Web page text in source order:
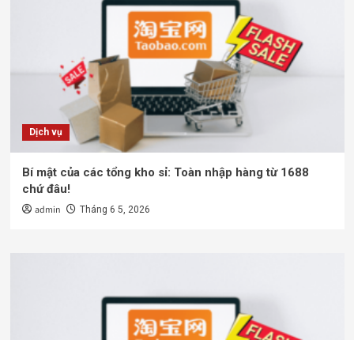
Dịch vụ
Bí mật của các tổng kho sỉ: Toàn nhập hàng từ 1688
chứ đâu!
admin Tháng 6 5, 2026